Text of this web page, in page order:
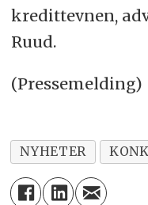
kredittevnen,
Ruud.
(Pressemelding)
NYHETER